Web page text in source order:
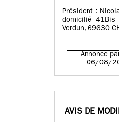
Président :
domicilié 41Bis
Verdun, 69630
Annonce
06/08/
AVIS DE